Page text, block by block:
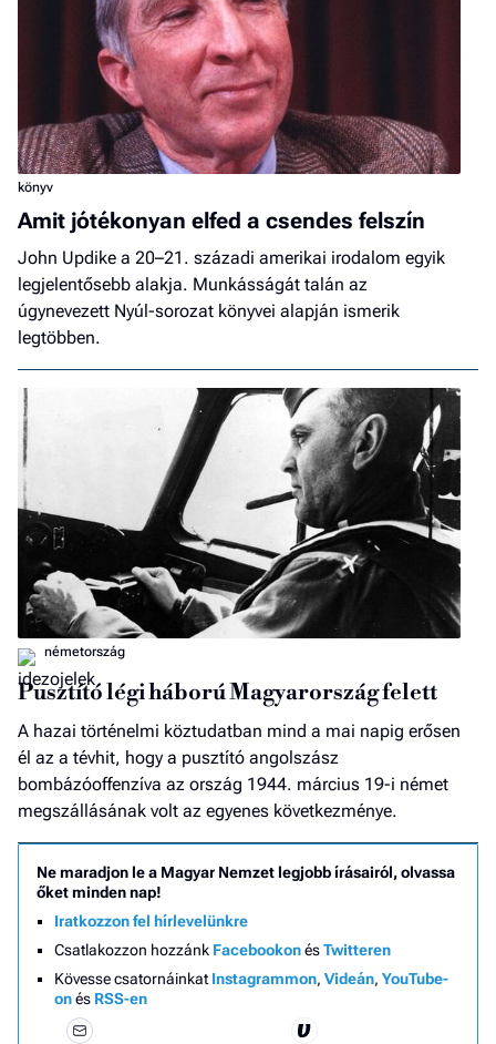
könyv
Amit jótékonyan elfed a csendes felszín
John Updike a 20–21. századi amerikai irodalom egyik
legjelentősebb alakja. Munkásságát talán az
úgynevezett Nyúl-sorozat könyvei alapján ismerik
legtöbben.
németország
Pusztító légi háború Magyarország felett
A hazai történelmi köztudatban mind a mai napig erősen
él az a tévhit, hogy a pusztító angolszász
bombázóoffenzíva az ország 1944. március 19-i német
megszállásának volt az egyenes következménye.
Ne maradjon le a Magyar Nemzet legjobb írásairól, olvassa
őket minden nap!
Iratkozzon fel hírlevelünkre
Csatlakozzon hozzánk FacebookonésTwitteren
Kövesse csatornáinkat Instagrammon, Videán, YouTube-
onés RSS-en